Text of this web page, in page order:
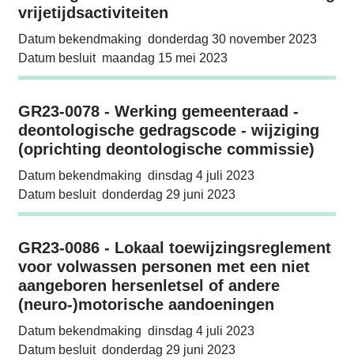
vrijetijdsactiviteiten
Datum bekendmaking donderdag 30 november 2023
Datum besluit maandag 15 mei 2023
GR23-0078 - Werking gemeenteraad -
GR23-0078 - Werking gemeenteraad -
deontologische gedragscode - wijziging
(oprichting deontologische commissie)
Datum bekendmaking dinsdag 4 juli 2023
Datum besluit donderdag 29 juni 2023
GR23-0086 - Lokaal toewijzingsreglement
GR23-0086 - Lokaal toewijzingsreglement
voor volwassen personen met een niet
aangeboren hersenletsel of andere
(neuro-)motorische aandoeningen
Datum bekendmaking dinsdag 4 juli 2023
Datum besluit donderdag 29 juni 2023